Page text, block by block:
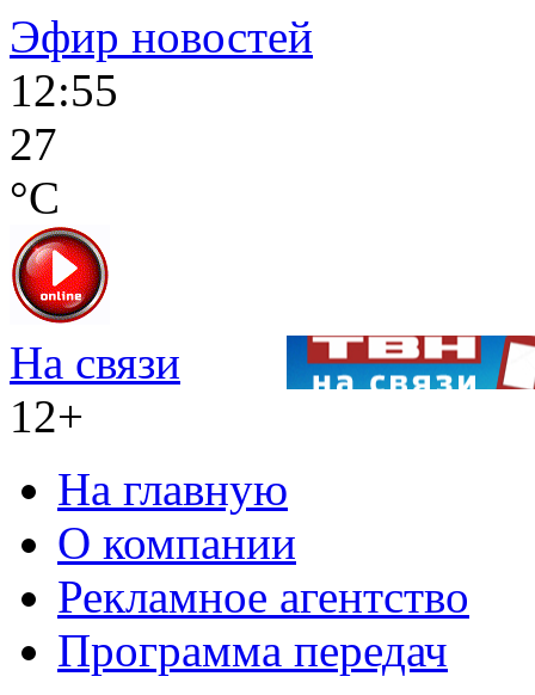
Эфир новостей
12:55
27
°C
На связи
12+
На главную
О компании
Рекламное агентство
Программа передач